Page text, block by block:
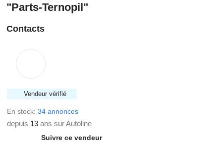
"Parts-Ternopil"
Contacts
Vendeur vérifié
En stock: 34 annonces
depuis 13 ans sur Autoline
Suivre ce vendeur